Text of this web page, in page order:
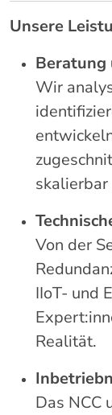
Unsere
Beratung
Wir
Von der
IIoT- und
Realität.
Das NCC